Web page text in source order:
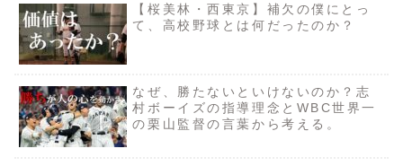
【桜美林・西東京】補欠の僕にとっ
て、高校野球とは何だったのか？
なぜ、勝たないといけないのか？志
村ボーイズの指導理念とWBC世界一
の栗山監督の言葉から考える。